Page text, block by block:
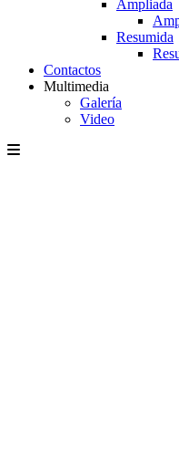
Ampliada
Resumida
Contactos
Multimedia
Galería
Video